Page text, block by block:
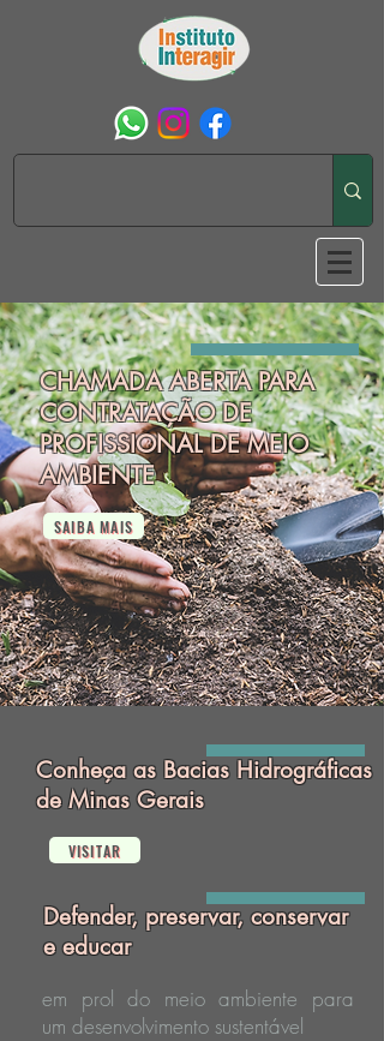
CHAMADA ABERTA PARA
CONTRATAÇÃO DE
PROFISSIONAL DE MEIO
AMBIENTE
SAIBA MAIS
Defender, preservar, conservar
e educar
em prol do meio ambiente para
um desenvolvimento sustentável
Conheça as Bacias Hidrográficas
de Minas Gerais
VISITAR